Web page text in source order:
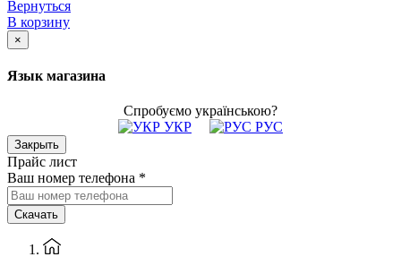
Вернуться
В корзину
×
Язык магазина
Спробуємо українською?
УКР
РУС
Закрыть
Прайс лист
Ваш номер телефона *
Скачать